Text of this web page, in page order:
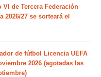
de Tercera Federación
2026/27 se sorteará el
de fútbol Licencia UEFA
2026 (agotadas las